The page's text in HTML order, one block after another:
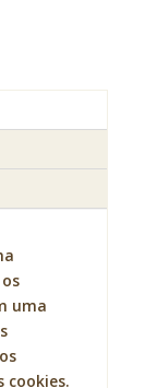
uma
cookies.